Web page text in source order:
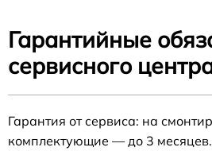
Гарантийные
сервисного
Гарантия от сервиса: на
комплектующие — до 3 месяцев.